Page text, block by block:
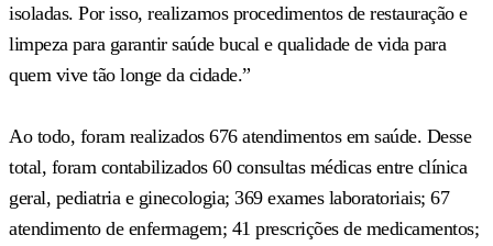
isoladas. Por isso, realizamos procedimentos de restauração e
limpeza para garantir saúde bucal e qualidade de vida para
quem vive tão longe da cidade.”
Ao todo, foram realizados 676 atendimentos em saúde. Desse
total, foram contabilizados 60 consultas médicas entre clínica
geral, pediatria e ginecologia; 369 exames laboratoriais; 67
atendimento de enfermagem; 41 prescrições de medicamentos;